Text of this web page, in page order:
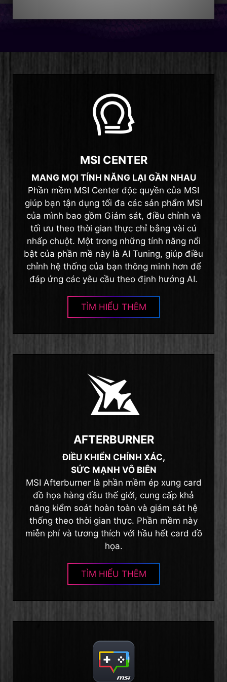
MSI CENTER
MANG MỌI TÍNH NĂNG LẠI GẦN NHAU
Phần mềm MSI Center độc quyền của MSI
giúp bạn tận dụng tối đa các sản phẩm MSI
của mình bao gồm Giám sát, điều chỉnh và
tối ưu theo thời gian thực chỉ bằng vài cú
nhấp chuột. Một trong những tính năng nổi
bật của phần mề này là AI Tuning, giúp điều
chỉnh hệ thống của bạn thông minh hơn để
đáp ứng các yêu cầu theo định hướng AI.
TÌM HIỂU THÊM
AFTERBURNER
ĐIỀU KHIỂN CHÍNH XÁC,
SỨC MẠNH VÔ BIÊN
MSI Afterburner là phần mềm ép xung card
đồ họa hàng đầu thế giới, cung cấp khả
năng kiểm soát hoàn toàn và giám sát hệ
thống theo thời gian thực. Phần mềm này
miễn phí và tương thích với hầu hết card đồ
họa.
TÌM HIỂU THÊM